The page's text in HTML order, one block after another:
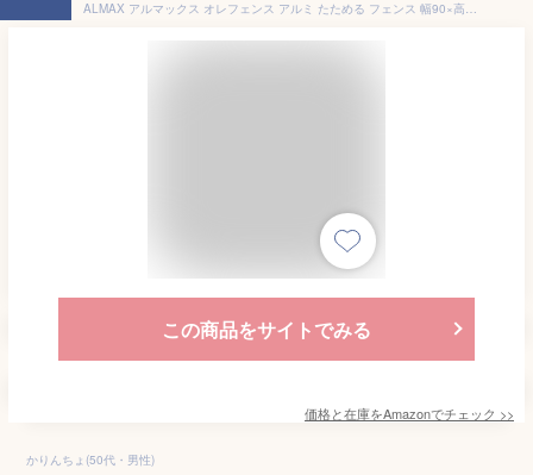
ALMAX アルマックス オレフェンス アルミ たためる フェンス 幅90×高さ180 (木目調ブラック) 目隠し ラティス DIY OF-0918BK
この商品をサイトでみる
価格と在庫をAmazonでチェック >>
かりんちょ(50代・男性)